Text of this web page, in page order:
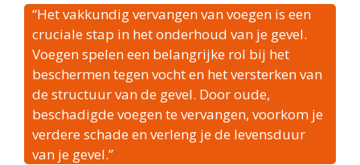
“Het vakkundig vervangen van voegen is een
cruciale stap in het onderhoud van je gevel.
Voegen spelen een belangrijke rol bij het
beschermen tegen vocht en het versterken van
de structuur van de gevel. Door oude,
beschadigde voegen te vervangen, voorkom je
verdere schade en verleng je de levensduur
van je gevel.”